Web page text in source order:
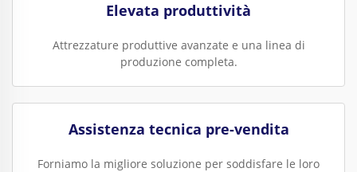
Elevata produttività
Attrezzature produttive avanzate e una linea di
produzione completa.
Assistenza tecnica pre-vendita
Forniamo la migliore soluzione per soddisfare le loro